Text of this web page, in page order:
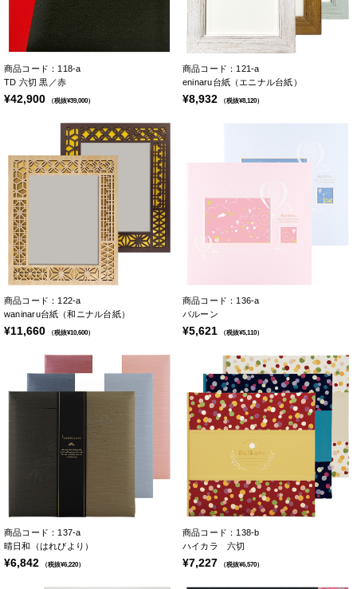
商品コード：118-a
TD 六切 黒／赤
¥42,900 （税抜¥39,000）
商品コード：121-a
eninaru台紙（エニナル台紙）
¥8,932 （税抜¥8,120）
商品コード：122-a
waninaru台紙（和ニナル台紙）
¥11,660 （税抜¥10,600）
商品コード：136-a
バルーン
¥5,621 （税抜¥5,110）
商品コード：137-a
晴日和（はれびより）
¥6,842 （税抜¥6,220）
商品コード：138-b
ハイカラ 六切
¥7,227 （税抜¥6,570）